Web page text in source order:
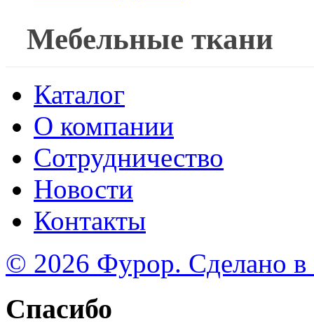
Мебельные ткани
Каталог
О компании
Сотрудничество
Новости
Контакты
© 2026 Фурор. Сделано в
Спасибо